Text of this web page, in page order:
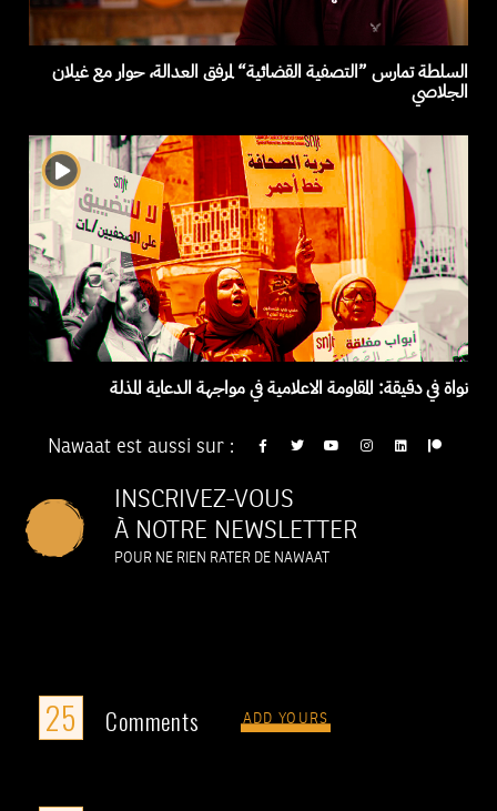
السلطة تمارس ”التصفية القضائية“ لمرفق العدالة، حوار مع غيلان
الجلاصي
نواة في دقيقة: المقاومة الاعلامية في مواجهة الدعاية المذلة
Nawaat est aussi sur :
INSCRIVEZ-VOUS
À NOTRE NEWSLETTER
POUR NE RIEN RATER DE NAWAAT
25 Comments ADD YOURS